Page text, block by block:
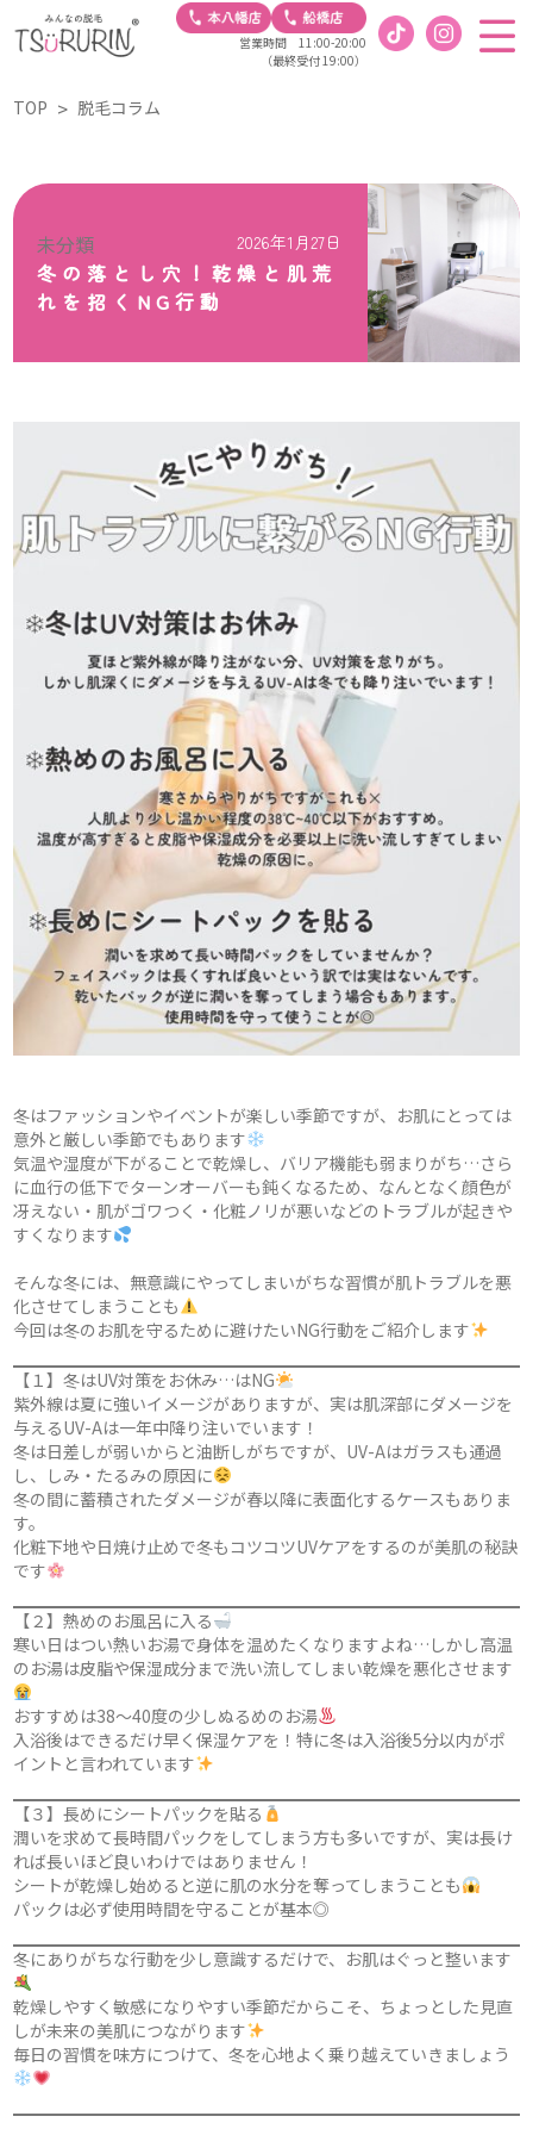
営業時間 11:00-20:00
（最終受付 19:00）
TOP 脱毛コラム
未分類 2026年1月27日
冬の落とし穴！乾燥と肌荒
れを招くNG行動
冬はファッションやイベントが楽しい季節ですが、お肌にとっては
意外と厳しい季節でもあります
気温や湿度が下がることで乾燥し、バリア機能も弱まりがち…さら
に血行の低下でターンオーバーも鈍くなるため、なんとなく顔色が
冴えない・肌がゴワつく・化粧ノリが悪いなどのトラブルが起きや
すくなります
そんな冬には、無意識にやってしまいがちな習慣が肌トラブルを悪
化させてしまうことも
今回は冬のお肌を守るために避けたいNG行動をご紹介します
【１】冬はUV対策をお休み…はNG
紫外線は夏に強いイメージがありますが、実は肌深部にダメージを
与えるUV-Aは一年中降り注いでいます！
冬は日差しが弱いからと油断しがちですが、UV-Aはガラスも通過
し、しみ・たるみの原因に
冬の間に蓄積されたダメージが春以降に表面化するケースもありま
す。
化粧下地や日焼け止めで冬もコツコツUVケアをするのが美肌の秘訣
です
【２】熱めのお風呂に入る
寒い日はつい熱いお湯で身体を温めたくなりますよね…しかし高温
のお湯は皮脂や保湿成分まで洗い流してしまい乾燥を悪化させます
おすすめは38〜40度の少しぬるめのお湯
入浴後はできるだけ早く保湿ケアを！特に冬は入浴後5分以内がポ
イントと言われています
【３】長めにシートパックを貼る
潤いを求めて長時間パックをしてしまう方も多いですが、実は長け
れば長いほど良いわけではありません！
シートが乾燥し始めると逆に肌の水分を奪ってしまうことも
パックは必ず使用時間を守ることが基本◎
冬にありがちな行動を少し意識するだけで、お肌はぐっと整います
乾燥しやすく敏感になりやすい季節だからこそ、ちょっとした見直
しが未来の美肌につながります
毎日の習慣を味方につけて、冬を心地よく乗り越えていきましょう